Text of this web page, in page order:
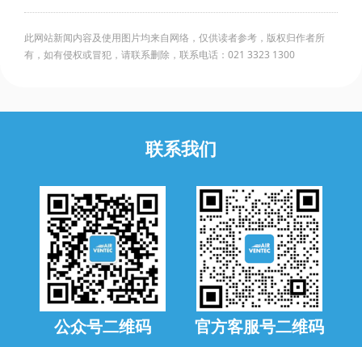
此网站新闻内容及使用图片均来自网络，仅供读者参考，版权归作者所
有，如有侵权或冒犯，请联系删除，联系电话：021 3323 1300
联系我们
公众号二维码 官方客服号二维码